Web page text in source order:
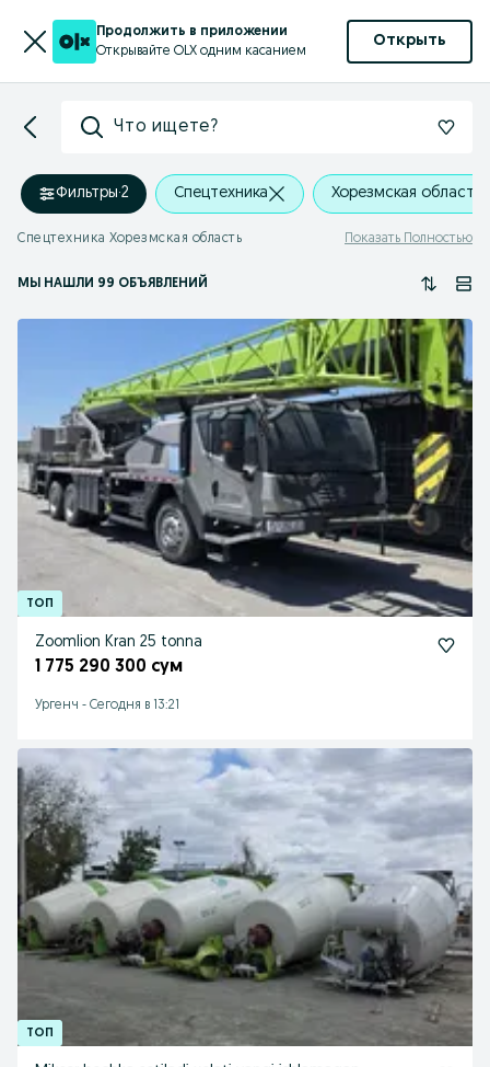
Продолжить в приложении
Открывайте OLX одним касанием
Открыть
Что ищете?
Фильтры·2 Спецтехника Хорезмская область
Спецтехника Хорезмская область Показать Полностью
МЫ НАШЛИ 99 ОБЪЯВЛЕНИЙ
Zoomlion Kran 25 tonna
1 775 290 300 сум
Ургенч - Сегодня в 13:21